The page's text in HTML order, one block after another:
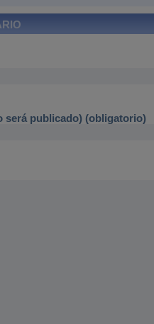
será publicado) (obligatorio)